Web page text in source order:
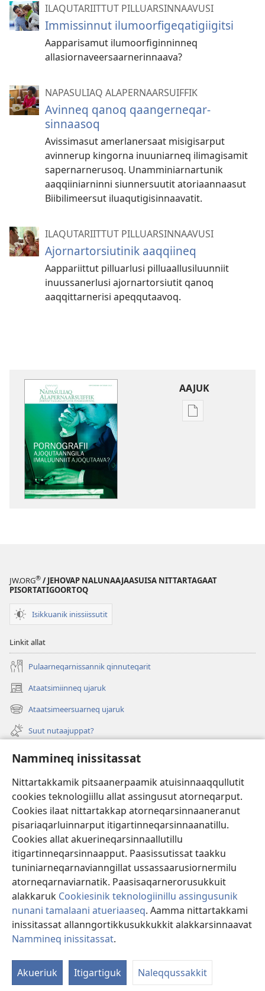
Nammineq inissitassat
Nittartakkamik pitsaanerpaamik atuisinnaaqqullutit
cookies teknologiillu allat assingusut atorneqarput.
Cookies ilaat nittartakkap atorneqarsinnaaneranut
pisariaqarluinnarput itigartinneqarsinnaanatillu.
Cookies allat akuerineqarsinnaallutillu
itigartinneqarsinnaapput. Paasissutissat taakku
tuniniarneqarnavianngillat ussassaarusiornermilu
atorneqarnaviarnatik. Paasisaqarnerorusukkuit
alakkaruk Cookiesinik teknologiinillu assingusunik
nunani tamalaani atueriaaseq. Aamma nittartakkami
inissitassat allanngortikkusukkukkit alakkarsinnaavat
Nammineq inissitassat.
Akueriuk Itigartiguk Naleqqussakkit
ILAQUTARIITTUT PILLUARSINNAAVUSI
Immissinnut ilumoorfigeqatigiigitsi
Aapparisamut ilumoorfiginninneq
allasiornaveersaarnerinnaava?
NAPASULIAQ ALAPERNAARSUIFFIK
Avinneq qanoq qaangerneqar­
sinnaasoq
Avissimasut amerlanersaat misigisarput
avinnerup kingorna inuuniarneq ilimagisamit
sapernarnerusoq. Unamminiarnartunik
aaqqiiniarninni siunnersuutit atoriaannaasut
Biibilimeersut iluaqutigisinnaavatit.
ILAQUTARIITTUT PILLUARSINNAAVUSI
Ajornartorsiutinik aaqqiineq
Aappariittut pilluarlusi pilluaallusiluunniit
inuussanerlusi ajornartorsiutit qanoq
aaqqittarnerisi apeqqutaavoq.
AAJUK
Atuagassanik
JW.ORG® / JEHOVAP NALUNAAJAASUISA NITTARTAGAAT
PISORTATIGOORTOQ
Isikkuanik inissiissutit
Linkit allat
Pulaarneqarnissannik qinnuteqarit
Ataatsimiinneq ujaruk
(opens
new
window)
Ataatsimeersuarneq ujaruk
(opens
new
window)
Suut nutaajuppat?
Isiginnaagassiat
Tunissuteqarneq
(opens
new
window)INTERNETIKKUT ATUAGAATEQARFIK Watchtower™
(opens
new
window)JW Hub ®
(opens
new
window)
Copyright© 2026 Watch Tower Bible and Tract Society of Pennsylvania.
ATUINERMUT PIUMASAQAATIT